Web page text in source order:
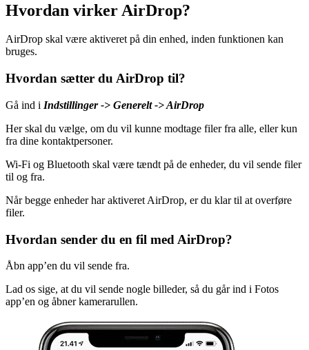
Hvordan virker AirDrop?
AirDrop skal være aktiveret på din enhed, inden funktionen kan
bruges.
Hvordan sætter du AirDrop til?
Gå ind i Indstillinger -> Generelt -> AirDrop
Her skal du vælge, om du vil kunne modtage filer fra alle, eller kun
fra dine kontaktpersoner.
Wi-Fi og Bluetooth skal være tændt på de enheder, du vil sende filer
til og fra.
Når begge enheder har aktiveret AirDrop, er du klar til at overføre
filer.
Hvordan sender du en fil med AirDrop?
Åbn app’en du vil sende fra.
Lad os sige, at du vil sende nogle billeder, så du går ind i Fotos
app’en og åbner kamerarullen.